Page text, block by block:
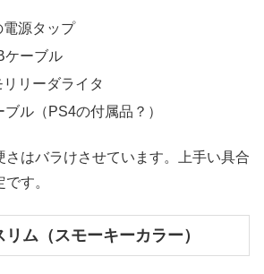
源タップ
ケーブル
リーダライタ
ル（PS4の付属品？）
さはバラけさせています。上手い具合
す。
ム（スモーキーカラー）